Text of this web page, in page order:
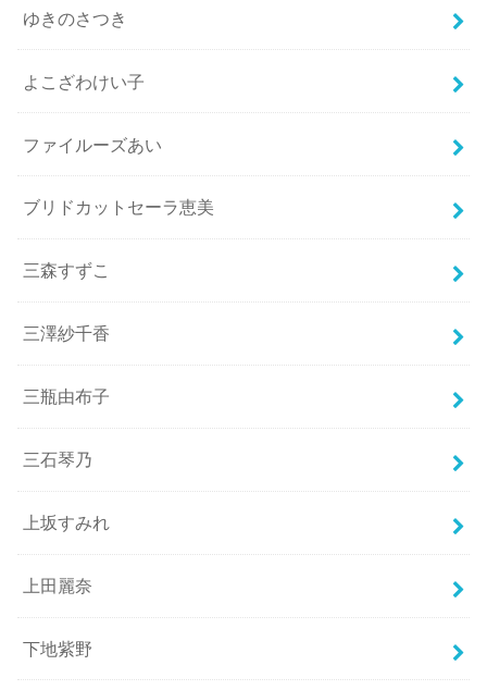
ゆきのさつき
よこざわけい子
ファイルーズあい
ブリドカットセーラ恵美
三森すずこ
三澤紗千香
三瓶由布子
三石琴乃
上坂すみれ
上田麗奈
下地紫野